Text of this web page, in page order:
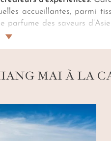
accueillantes, parmi
parfume des saveurs
vous dans la jungle du
MAI À LA